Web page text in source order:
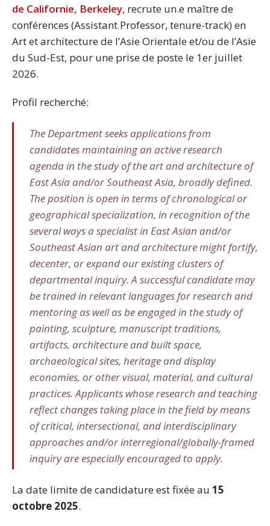
de Californie, Berkeley, recrute un.e maître de
conférences (Assistant Professor, tenure-track) en
Art et architecture de l’Asie Orientale et/ou de l’Asie
du Sud-Est, pour une prise de poste le 1er juillet
2026.
Profil recherché:
The Department seeks applications from
candidates maintaining an active research
agenda in the study of the art and architecture of
East Asia and/or Southeast Asia, broadly defined.
The position is open in terms of chronological or
geographical specialization, in recognition of the
several ways a specialist in East Asian and/or
Southeast Asian art and architecture might fortify,
decenter, or expand our existing clusters of
departmental inquiry. A successful candidate may
be trained in relevant languages for research and
mentoring as well as be engaged in the study of
painting, sculpture, manuscript traditions,
artifacts, architecture and built space,
archaeological sites, heritage and display
economies, or other visual, material, and cultural
practices. Applicants whose research and teaching
reflect changes taking place in the field by means
of critical, intersectional, and interdisciplinary
approaches and/or interregional/globally-framed
inquiry are especially encouraged to apply.
La date limite de candidature est fixée au 15
octobre 2025.